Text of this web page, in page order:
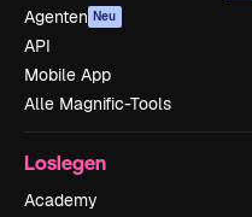
Agenten Neu
API
Mobile App
Alle Magnific-Tools
Loslegen
Academy